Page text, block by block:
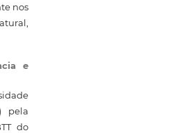
nos
e
pela
do